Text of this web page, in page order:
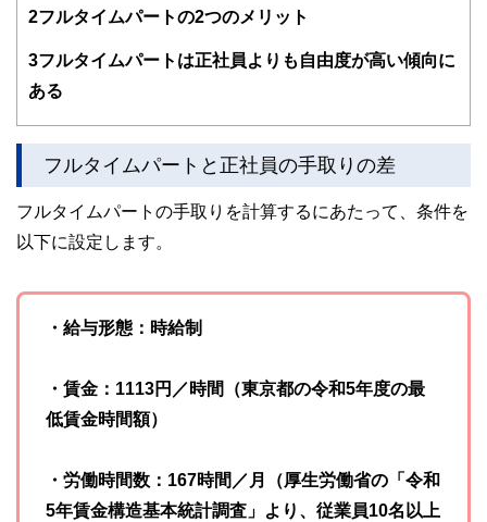
得者を中心に「お金や暮らし」に関する書籍・雑誌の編集経
験者で構成され、企画立案から記事掲載まですべての工程に
関わることで、読者目線のコンテンツを追求しています。
ドバイザー、DCプランナー、公認会計士、社会保険労務
士、行政書士、投資アナリスト、キャリアコンサルタントな
ど150名以上の有資格者を執筆者・監修者として迎え、むず
をわかりやすく発信している点です。
このように編集経験豊富なメンバーと金融や経済に精通した
な情報発信を実現しています。
私たちは、快適でより良い生活のアイデアを提供するお金の
2フルタイムパートの2つのメリット
3フルタイムパートは正社員よりも自由度が高い傾向に
ある
フルタイムパートと正社員の手取りの差
フルタイムパートの手取りを計算するにあたって、条件を
以下に設定します。
・給与形態：時給制
・賃金：1113円／時間（東京都の令和5年度の最
低賃金時間額）
・労働時間数：167時間／月（厚生労働省の「令和
5年賃金構造基本統計調査」より、従業員10名以上